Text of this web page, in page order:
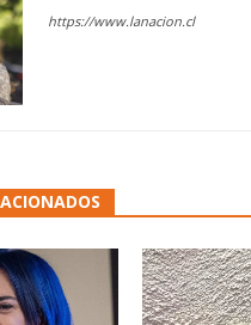
https://www.lanacion.cl